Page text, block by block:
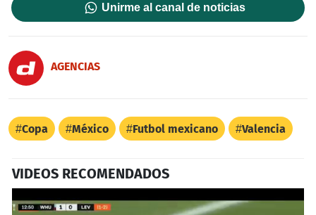
Unirme al canal de noticias
AGENCIAS
Copa México Futbol mexicano Valencia
VIDEOS RECOMENDADOS